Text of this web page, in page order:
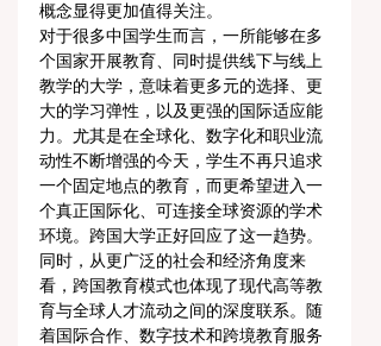
概念显得更加值得关注。
对于很多中国学生而言，一所能够在多
个国家开展教育、同时提供线下与线上
教学的大学，意味着更多元的选择、更
大的学习弹性，以及更强的国际适应能
力。尤其是在全球化、数字化和职业流
动性不断增强的今天，学生不再只追求
一个固定地点的教育，而更希望进入一
个真正国际化、可连接全球资源的学术
环境。跨国大学正好回应了这一趋势。
同时，从更广泛的社会和经济角度来
看，跨国教育模式也体现了现代高等教
育与全球人才流动之间的深度联系。随
着国际合作、数字技术和跨境教育服务